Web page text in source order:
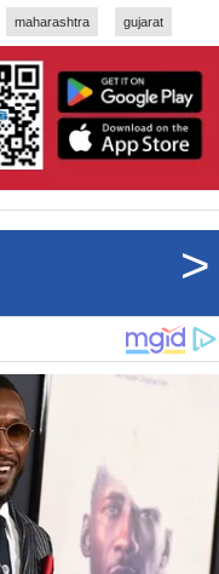
maharashtra gujarat
>